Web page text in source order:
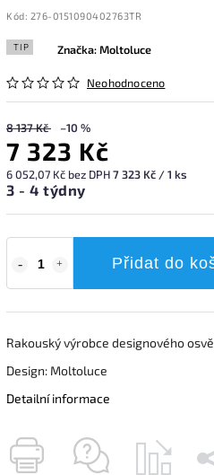
Kód: 276-0151090402763TR
TIP
Neohodnoceno
Značka:Moltoluce
8 137 Kč –10 %
7 323 Kč
6 052,07 Kč bez DPH7 323 Kč / 1 ks
3 - 4 týdny
Přidat do
Rakouský výrobce designového
Design: Moltoluce
Detailní informace